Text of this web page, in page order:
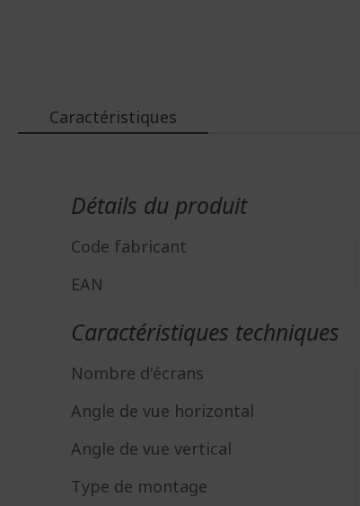
Caractéristiques
Détails du produit
Code fabricant
EAN
Caractéristiques techniques
Nombre d'écrans
Angle de vue horizontal
Angle de vue vertical
Type de montage